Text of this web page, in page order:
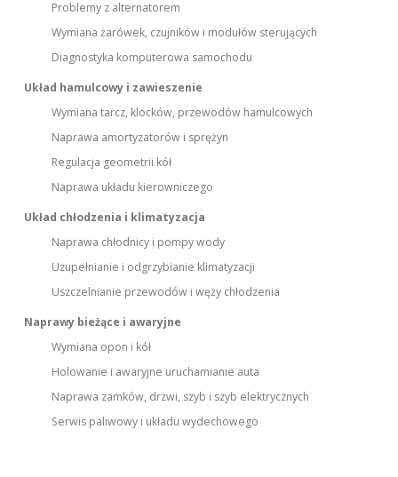
Problemy z alternatorem
Wymiana żarówek, czujników i modułów sterujących
Diagnostyka komputerowa samochodu
Układ hamulcowy i zawieszenie
Wymiana tarcz, klocków, przewodów hamulcowych
Naprawa amortyzatorów i sprężyn
Regulacja geometrii kół
Naprawa układu kierowniczego
Układ chłodzenia i klimatyzacja
Naprawa chłodnicy i pompy wody
Uzupełnianie i odgrzybianie klimatyzacji
Uszczelnianie przewodów i węży chłodzenia
Naprawy bieżące i awaryjne
Wymiana opon i kół
Holowanie i awaryjne uruchamianie auta
Naprawa zamków, drzwi, szyb i szyb elektrycznych
Serwis paliwowy i układu wydechowego